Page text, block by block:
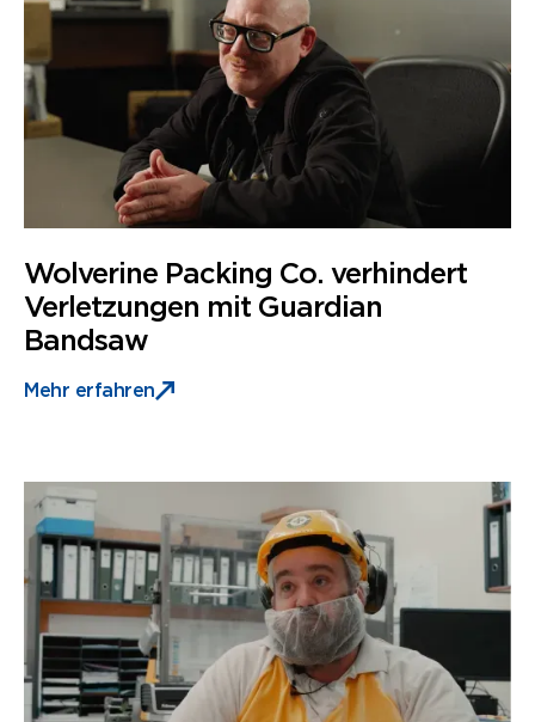
Wolverine Packing Co. verhindert
Verletzungen mit Guardian
Bandsaw
Mehr erfahren